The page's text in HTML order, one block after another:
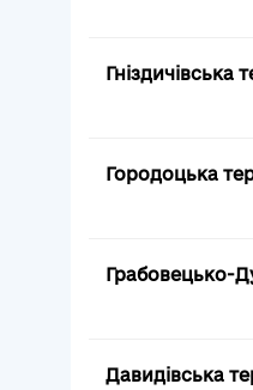
Гніздичівська
Городоцька
Грабовецько-
Давидівська